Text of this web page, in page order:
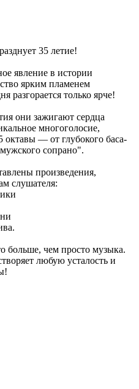
35 летие!
явление в истории
ярким пламенем
разгорается только ярче!
они зажигают сердца
многоголосие,
— от глубокого баса-
сопрано".
произведения,
слушателя:
больше, чем просто музыка.
любую усталость и